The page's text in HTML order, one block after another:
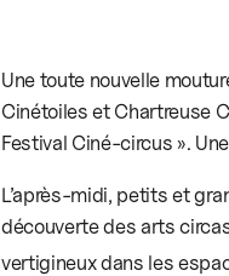
Une toute nouvelle
Cinétoiles et Chartreuse
Festival Ciné-circus ».
L’après-midi, petits et
découverte des arts
vertigineux dans les